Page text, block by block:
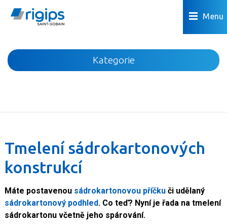
Menu
Kategorie
Příčky
Omítky a povrchová úprava
Předstěny a šachty
Podkroví
Dřevostavby
Tmelení sádrokartonových
konstrukcí
Máte postavenou sádrokartonovou příčku či udělaný
sádrokartonový podhled. Co teď? Nyní je řada na tmelení
sádrokartonu včetně jeho spárování.